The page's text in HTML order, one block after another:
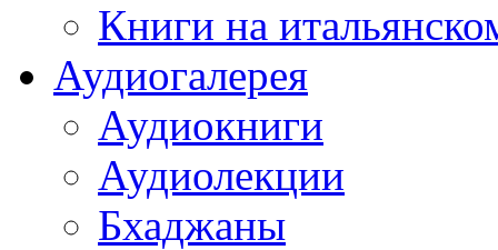
Книги на
Аудиогалерея
Аудиокниги
Аудиолекции
Бхаджаны